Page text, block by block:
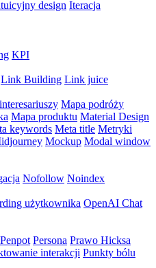
design Iteracja
KPI
Link Building Link juice
Mapa podróży
Mapa produktu Material Design
keywords Meta title Metryki
Mockup Modal window
Nofollow Noindex
użytkownika OpenAI Chat
Penpot Persona Prawo Hicksa
interakcji Punkty bólu